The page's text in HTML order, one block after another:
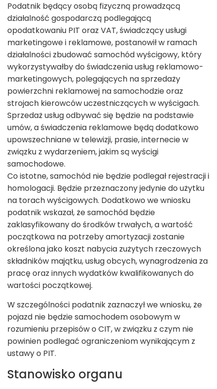
Podatnik będący osobą fizyczną prowadzącą
działalność gospodarczą podlegającą
opodatkowaniu PIT oraz VAT, świadczący usługi
marketingowe i reklamowe, postanowił w ramach
działalności zbudować samochód wyścigowy, który
wykorzystywałby do świadczenia usług reklamowo-
marketingowych, polegających na sprzedaży
powierzchni reklamowej na samochodzie oraz
strojach kierowców uczestniczących w wyścigach.
Sprzedaż usług odbywać się będzie na podstawie
umów, a świadczenia reklamowe będą dodatkowo
upowszechniane w telewizji, prasie, internecie w
związku z wydarzeniem, jakim są wyścigi
samochodowe.
Co istotne, samochód nie będzie podlegał rejestracji i
homologacji. Będzie przeznaczony jedynie do użytku
na torach wyścigowych. Dodatkowo we wniosku
podatnik wskazał, że samochód będzie
zaklasyfikowany do środków trwałych, a wartość
początkowa na potrzeby amortyzacji zostanie
określona jako koszt nabycia zużytych rzeczowych
składników majątku, usług obcych, wynagrodzenia za
pracę oraz innych wydatków kwalifikowanych do
wartości początkowej.
W szczególności podatnik zaznaczył we wniosku, że
pojazd nie będzie samochodem osobowym w
rozumieniu przepisów o CIT, w związku z czym nie
powinien podlegać ograniczeniom wynikającym z
ustawy o PIT.
Stanowisko organu